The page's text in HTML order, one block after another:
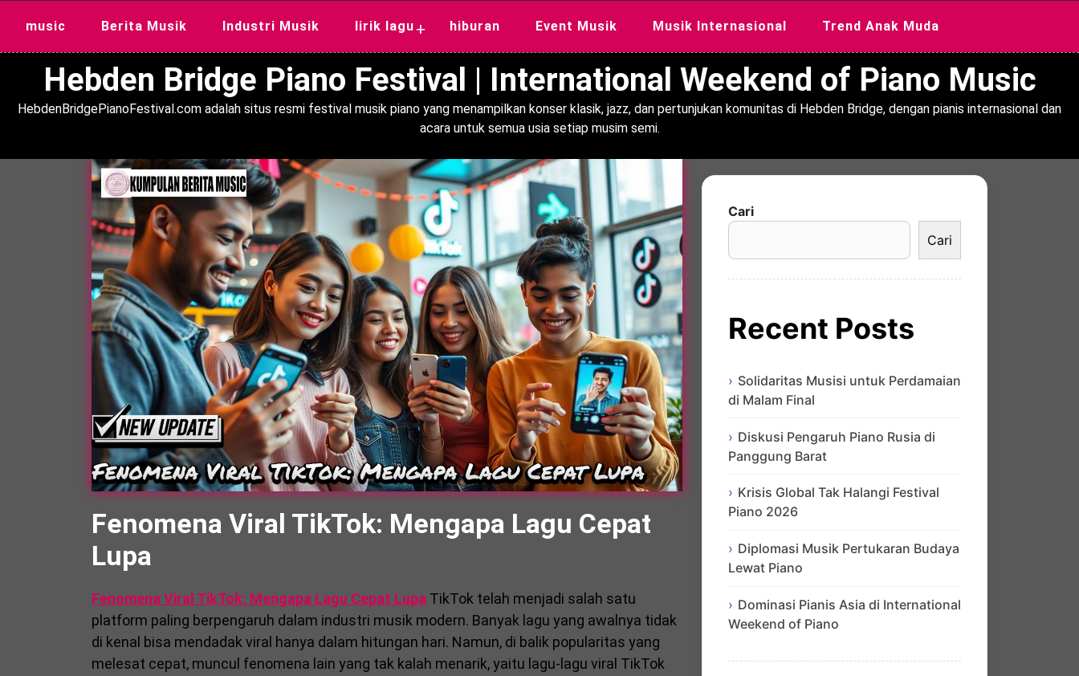
music Berita Musik Industri Musik lirik lagu + hiburan Event Musik Musik Internasional Trend Anak Muda
Hebden Bridge Piano Festival | International Weekend of Piano Music
HebdenBridgePianoFestival.com adalah situs resmi festival musik piano yang menampilkan konser klasik, jazz, dan pertunjukan komunitas di Hebden Bridge, dengan pianis internasional dan
acara untuk semua usia setiap musim semi.
Fenomena Viral TikTok: Mengapa Lagu Cepat
Lupa
Fenomena Viral TikTok: Mengapa Lagu Cepat Lupa TikTok telah menjadi salah satu
platform paling berpengaruh dalam industri musik modern. Banyak lagu yang awalnya tidak
di kenal bisa mendadak viral hanya dalam hitungan hari. Namun, di balik popularitas yang
melesat cepat, muncul fenomena lain yang tak kalah menarik, yaitu lagu-lagu viral TikTok
Cari
Cari
Recent Posts
Solidaritas Musisi untuk Perdamaian
di Malam Final
Diskusi Pengaruh Piano Rusia di
Panggung Barat
Krisis Global Tak Halangi Festival
Piano 2026
Diplomasi Musik Pertukaran Budaya
Lewat Piano
Dominasi Pianis Asia di International
Weekend of Piano